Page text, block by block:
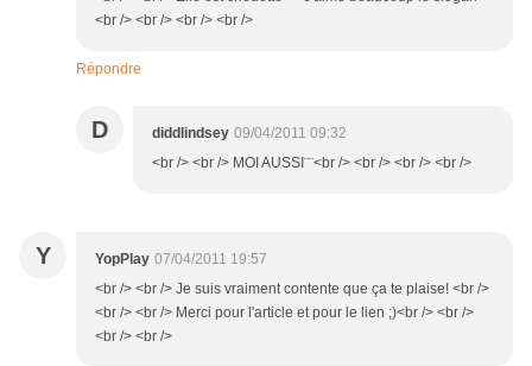
<br /> <br /> <br /> <br />
Répondre
D diddlindsey 09/04/2011 09:32
<br /> <br /> MOI AUSSI¨¨<br /> <br /> <br /> <br />
Y YopPlay 07/04/2011 19:57
<br /> <br /> Je suis vraiment contente que ça te plaise! <br />
<br /> <br /> Merci pour l'article et pour le lien ;)<br /> <br />
<br /> <br />